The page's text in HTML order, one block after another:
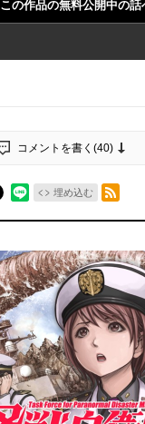
この作品の無料公開中の話
コメントを書く(40)
埋め込む
RSSフィード